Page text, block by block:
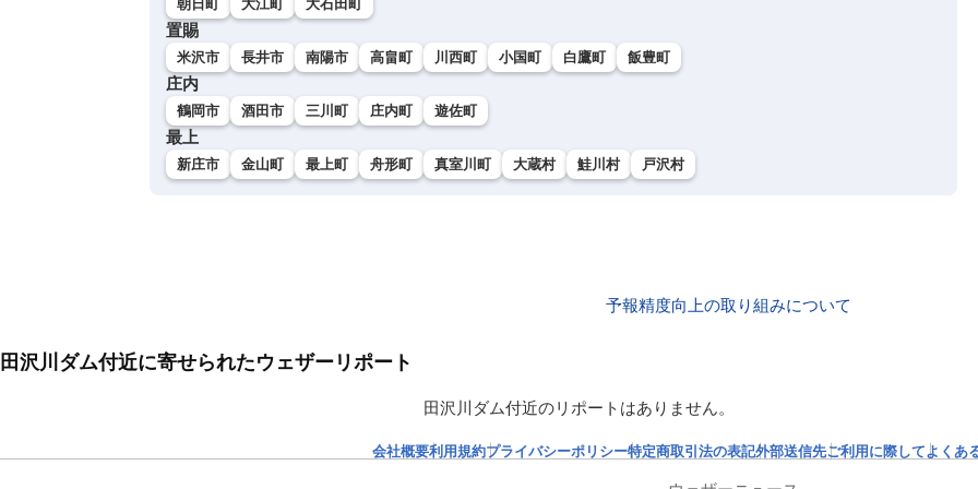
朝日町
大江町 大石田町
置賜
米沢市 長井市 南陽市 高畠町 川西町 小国町 白鷹町 飯豊町
庄内
鶴岡市 酒田市 三川町 庄内町 遊佐町
最上
新庄市 金山町 最上町 舟形町 真室川町 大蔵村 鮭川村 戸沢村
予報精度向上の取り組みについて
田沢川ダム付近に寄せられたウェザーリポート
田沢川ダム付近のリポートはありません。
会社概要利用規約プライバシーポリシー特定商取引法の表記外部送信先ご利用に際してよくあ